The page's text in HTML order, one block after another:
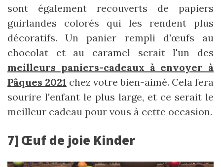
sont également recouverts de papiers
guirlandes colorés qui les rendent plus
décoratifs. Un panier rempli d'œufs au
chocolat et au caramel serait l'un des
meilleurs paniers-cadeaux à envoyer à
Pâques 2021 chez votre bien-aimé. Cela fera
sourire l'enfant le plus large, et ce serait le
meilleur cadeau pour vous à cette occasion.
7] Œuf de joie Kinder